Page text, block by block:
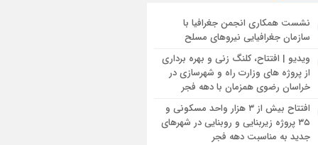
نگاشت | اقدامات حوزه نظارت عالیه اداره
مهندسی و مقررات ملی و کنترل ساختمان
و شهرسازی گلستان
مسائل مربوط به تأمین زمین و ساخت
ایثارگران در شهرهای جدید بهارستان و
نشست همکاری انجمن جغرافیا با
سازمان جغرافیایی نیروهای مسلح
ویدیو | افتتاح، کلنگ زنی و بهره برداری
از پروژه های وزارت راه و شهرسازی در
خراسان رضوی همزمان با دهه فجر
افتتاح بیش از ۳ هزار واحد مسکونی و
۳۵ پروژه زیربنایی و روبنایی در شهرهای
جدید به مناسبت دهه فجر